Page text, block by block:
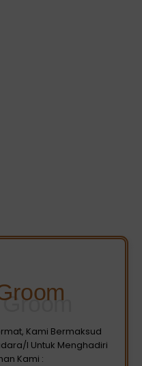
Kami Bermaksud
I Untuk Menghadiri
Kami :